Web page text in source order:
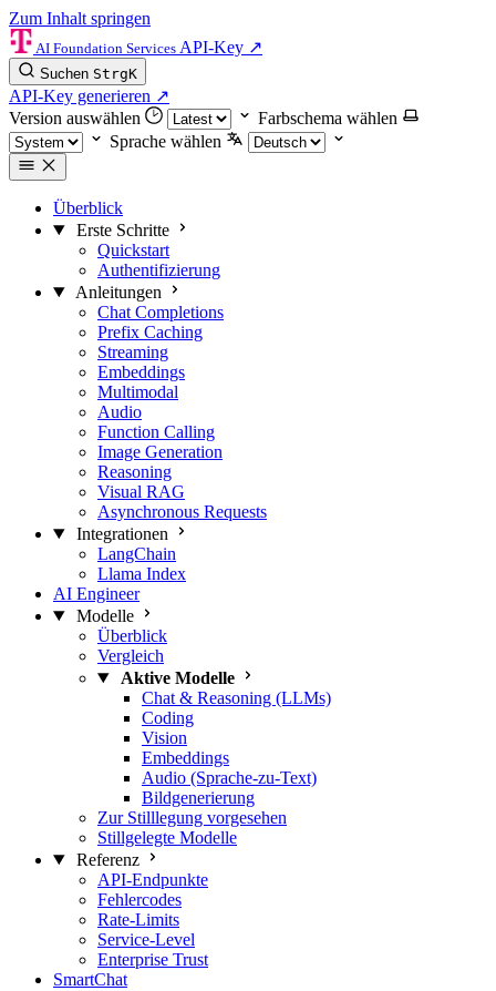
Zum Inhalt springen
AI Foundation Services API-Key ↗
Suchen StrgK
API-Key generieren ↗
Version auswählen
Farbschema wählen
Sprache wählen
Überblick
Erste Schritte
Quickstart
Authentifizierung
Anleitungen
Chat Completions
Prefix Caching
Streaming
Embeddings
Multimodal
Audio
Function Calling
Image Generation
Reasoning
Visual RAG
Asynchronous Requests
Integrationen
LangChain
Llama Index
AI Engineer
Modelle
Überblick
Vergleich
Aktive Modelle
Chat & Reasoning (LLMs)
Coding
Vision
Embeddings
Audio (Sprache-zu-Text)
Bildgenerierung
Zur Stilllegung vorgesehen
Stillgelegte Modelle
Referenz
API-Endpunkte
Fehlercodes
Rate-Limits
Service-Level
Enterprise Trust
SmartChat